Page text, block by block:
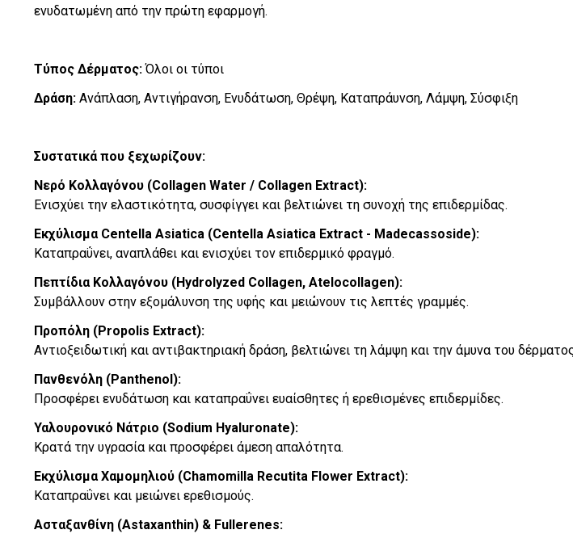
ενυδατωμένη από την πρώτη εφαρμογή.
Τύπος Δέρματος:Όλοι οι τύποι
Δράση: Ανάπλαση, Αντιγήρανση, Ενυδάτωση, Θρέψη, Καταπράυνση, Λάμψη, Σύσφιξη
Συστατικά που ξεχωρίζουν:
Νερό Κολλαγόνου (Collagen Water / Collagen Extract):
Ενισχύει την ελαστικότητα, συσφίγγει και βελτιώνει τη συνοχή της επιδερμίδας.
Εκχύλισμα Centella Asiatica (Centella Asiatica Extract - Madecassoside):
Καταπραΰνει, αναπλάθει και ενισχύει τον επιδερμικό φραγμό.
Πεπτίδια Κολλαγόνου (Hydrolyzed Collagen, Atelocollagen):
Συμβάλλουν στην εξομάλυνση της υφής και μειώνουν τις λεπτές γραμμές.
Προπόλη (Propolis Extract):
Αντιοξειδωτική και αντιβακτηριακή δράση, βελτιώνει τη λάμψη και την άμυνα του
Πανθενόλη (Panthenol):
Προσφέρει ενυδάτωση και καταπραΰνει ευαίσθητες ή ερεθισμένες επιδερμίδες.
Υαλουρονικό Νάτριο (Sodium Hyaluronate):
Κρατά την υγρασία και προσφέρει άμεση απαλότητα.
Εκχύλισμα Χαμομηλιού (Chamomilla Recutita Flower Extract):
Καταπραΰνει και μειώνει ερεθισμούς.
Ασταξανθίνη (Astaxanthin) & Fullerenes: